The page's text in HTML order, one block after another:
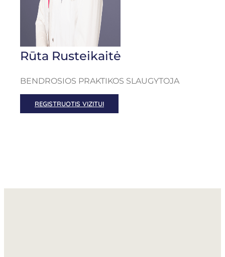
Rūta Rusteikaitė
BENDROSIOS PRAKTIKOS SLAUGYTOJA
REGISTRUOTIS VIZITUI